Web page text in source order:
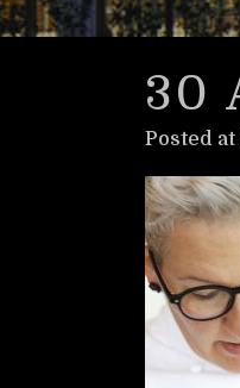
30
Posted at